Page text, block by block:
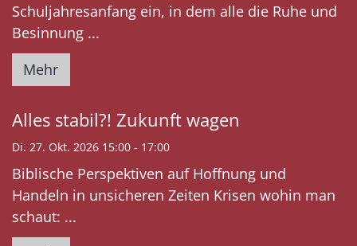
Schuljahresanfang ein, in dem alle die Ruhe und
Besinnung ...
Mehr
Alles stabil?! Zukunft wagen
Di. 27. Okt. 2026 15:00 - 17:00
Biblische Perspektiven auf Hoffnung und
Handeln in unsicheren Zeiten Krisen wohin man
schaut: ...